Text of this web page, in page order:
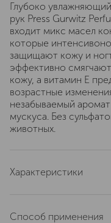
Глубоко
рук Press Gurwitz
входит микс масел
которые
защищают кожу и
эффективно
кожу, а витамин Е
возрастные
незабываемый
мускуса. Без
животных.
Характеристики
Способ применения